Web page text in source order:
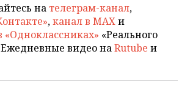
на телеграм-канал,
,канал в MAXи
«Одноклассниках» «Реального
видео наRutube и